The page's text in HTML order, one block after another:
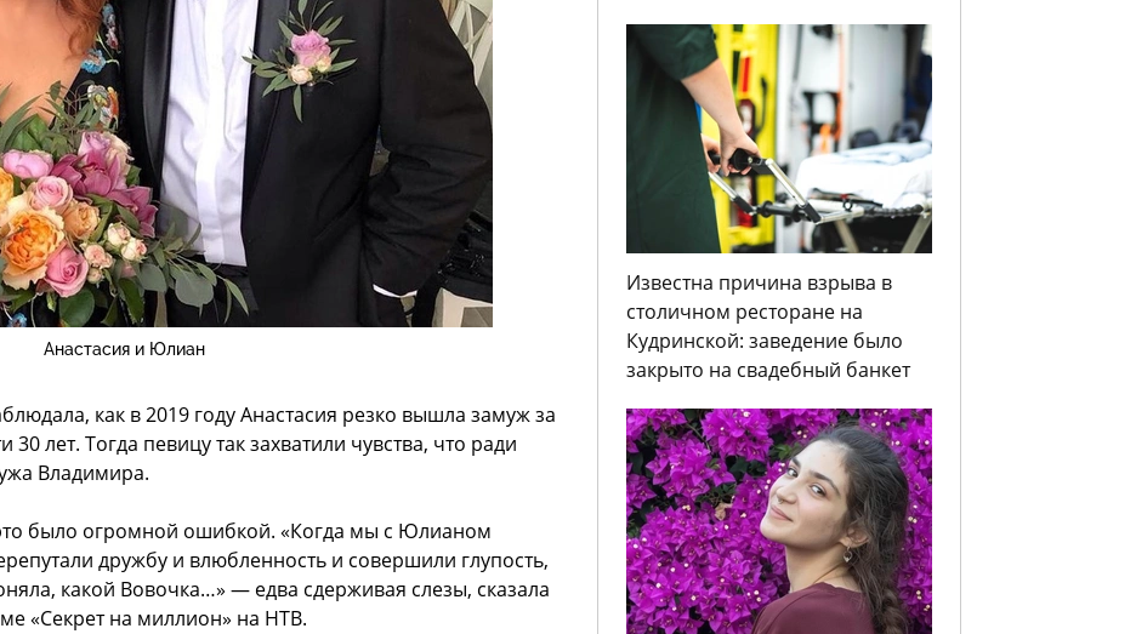
Анастасия и Юлиан
как в 2019 году Анастасия резко вышла замуж за
лет. Тогда певицу так захватили чувства, что ради
Владимира.
было огромной ошибкой. «Когда мы с Юлианом
дружбу и влюбленность и совершили глупость,
какой Вовочка…» — едва сдерживая слезы, сказала
«Секрет на миллион» на НТВ.
Известна причина взрыва в
столичном ресторане на
Кудринской: заведение было
закрыто на свадебный банкет